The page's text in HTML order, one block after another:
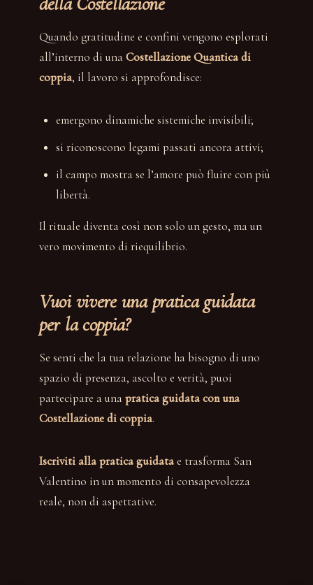
Quando gratitudine e confini vengono esplorati
all’interno di unaCostellazione Quantica di
coppia, il lavoro si approfondisce:
emergono dinamiche sistemiche invisibili;
si riconoscono legami passati ancora attivi;
il campo mostra se l’amore può fluire con più
libertà.
Il rituale diventa così non solo un gesto, ma un
vero movimento di riequilibrio.
Vuoi vivere una pratica guidata
per la coppia?
Se senti che la tua relazione ha bisogno di uno
spazio di presenza, ascolto e verità, puoi
partecipare a unapratica guidata con una
Costellazione di coppia.
Iscriviti alla pratica guidatae trasforma San
Valentino in un momento di consapevolezza
reale, non di aspettative.